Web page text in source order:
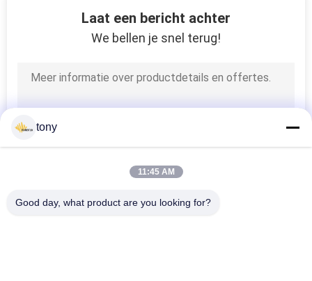
van Backlight
Adresseerbare
LEIDENE Strook
Laat een bericht achter
We bellen je snel terug!
tony
11:45 AM
Good day, what product are you looking for?